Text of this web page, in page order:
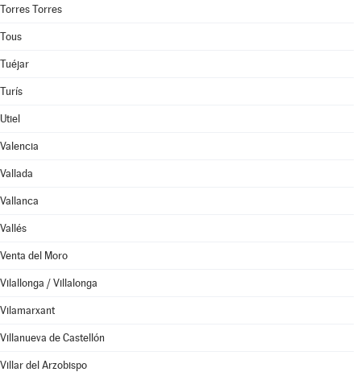
Torres Torres
Tous
Tuéjar
Turís
Utiel
Valencia
Vallada
Vallanca
Vallés
Venta del Moro
Vilallonga / Villalonga
Vilamarxant
Villanueva de Castellón
Villar del Arzobispo